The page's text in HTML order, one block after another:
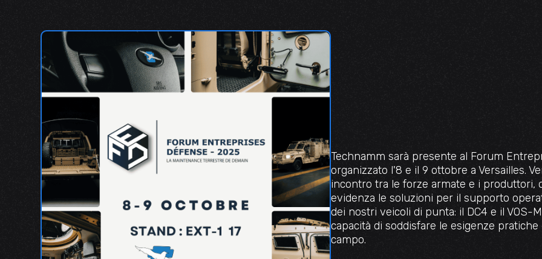
Technamm sarà presente al Forum
organizzato l'8 e il 9 ottobre a Versailles.
incontro tra le forze armate e i produttori,
evidenza le soluzioni per il supporto
dei nostri veicoli di punta: il DC4 e il VOS-
capacità di soddisfare le esigenze
campo.